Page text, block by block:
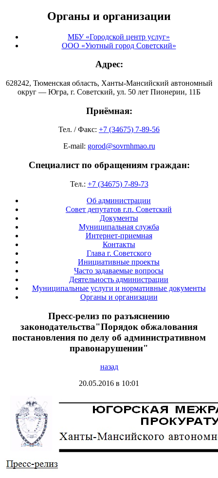
Органы и организации
МБУ «Городской центр услуг»
ООО «Уютный город Советский»
Адрес:
628242, Тюменская область, Ханты-Мансийский автономный
округ — Югра, г. Советский, ул. 50 лет Пионерии, 11Б
Приёмная:
Тел. / Факс: +7 (34675) 7-89-56
E-mail: gorod@sovrnhmao.ru
Специалист по обращениям граждан:
Тел.: +7 (34675) 7-89-73
Об администрации
Совет депутатов г.п. Советский
Документы
Муниципальная служба
Интернет-приемная
Контакты
Глава г. Советского
Инициативные проекты
Часто задаваемые вопросы
Деятельность администрации
Муниципальные услуги и нормативные документы
Органы и организации
Пресс-релиз по разъяснению
законодательства"Порядок обжалования
постановления по делу об административном
правонарушении"
назад
20.05.2016 в 10:01